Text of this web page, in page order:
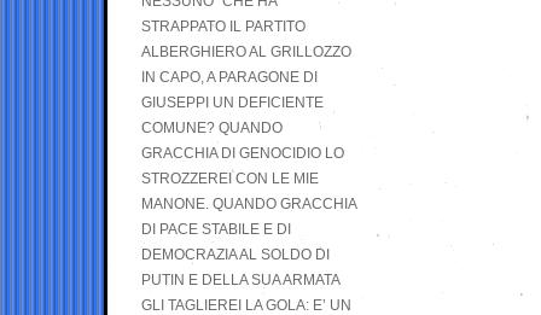
STRAPPATO IL PARTITO
ALBERGHIERO AL GRILLOZZO
IN CAPO, A PARAGONE DI
GIUSEPPI UN DEFICIENTE
COMUNE? QUANDO
GRACCHIA DI GENOCIDIO LO
STROZZEREI CON LE MIE
MANONE. QUANDO GRACCHIA
DI PACE STABILE E DI
DEMOCRAZIA AL SOLDO DI
PUTIN E DELLA SUA ARMATA
GLI TAGLIEREI LA GOLA: E’ UN